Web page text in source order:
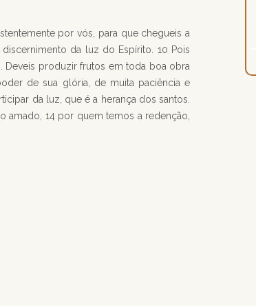
por vós, para que chegueis a
da luz do Espírito. 10 Pois
Deveis produzir frutos em toda boa obra
de sua glória, de muita paciência e
da luz, que é a herança dos santos.
14 por quem temos a redenção,